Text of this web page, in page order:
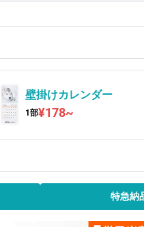
壁掛けカレンダー
1部¥178~
特急納